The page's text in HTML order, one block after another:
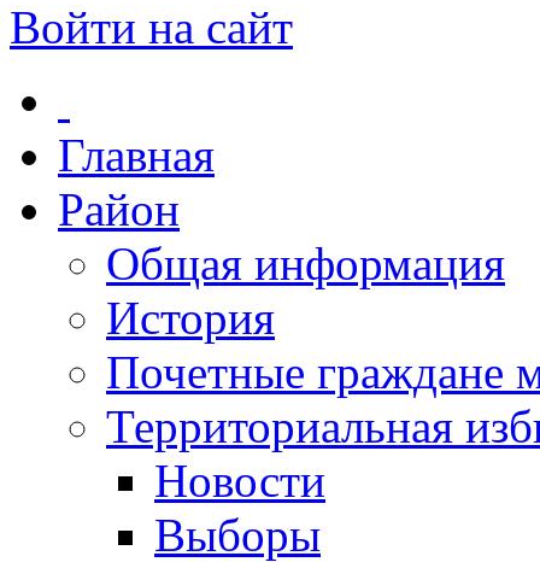
Войти на сайт
Главная
Район
Общая информация
История
Почетные граждане
Территориальная
Новости
Выборы